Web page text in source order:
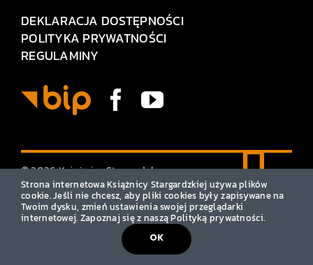
DEKLARACJA DOSTĘPNOŚCI
POLITYKA PRYWATNOŚCI
REGULAMINY
© 2026 Książnica Stargardzka
• Wszelkie prawa zastrzeżone
Strona internetowa Książnicy Stargardzkiej używa plików
cookie. Jeśli nie chcesz, aby pliki cookies były zapisywane na
Twoim dysku, zmień ustawienia swojej przeglądarki
internetowej. Zapoznaj się z naszą Polityką prywatności.
OK